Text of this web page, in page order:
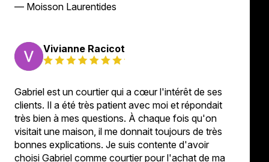
— Moisson Laurentides
Vivianne Racicot
Gabriel est un courtier qui a cœur l'intérêt de ses
clients. Il a été très patient avec moi et répondait
très bien à mes questions. À chaque fois qu'on
visitait une maison, il me donnait toujours de très
bonnes explications. Je suis contente d'avoir
choisi Gabriel comme courtier pour l'achat de ma